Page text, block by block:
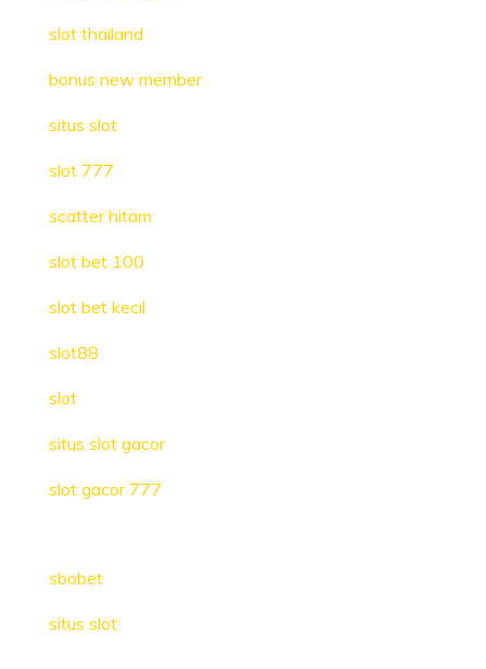
slot thailand
bonus new member
situs slot
slot 777
scatter hitam
slot bet 100
slot bet kecil
slot88
slot
situs slot gacor
slot gacor 777
sbobet
situs slot